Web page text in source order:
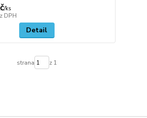
/ks
DPH
Detail
strana z 1